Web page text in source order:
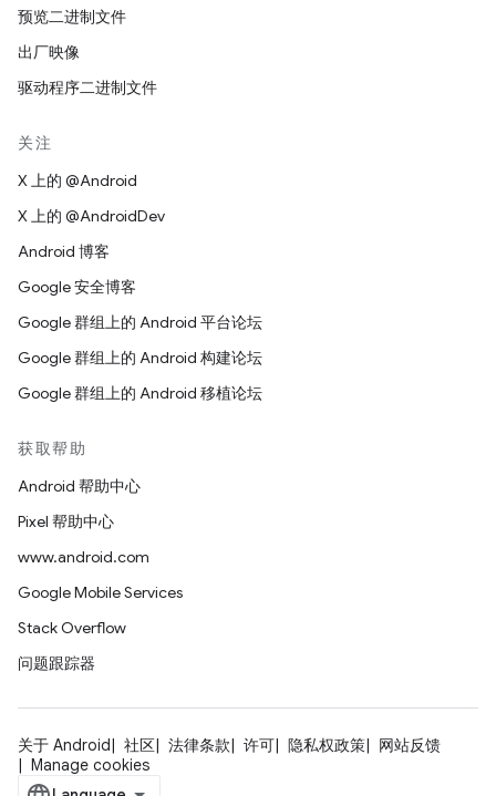
预览二进制文件
出厂映像
驱动程序二进制文件
关注
X 上的 @Android
X 上的 @AndroidDev
Android 博客
Google 安全博客
Google 群组上的 Android 平台论坛
Google 群组上的 Android 构建论坛
Google 群组上的 Android 移植论坛
获取帮助
Android 帮助中心
Pixel 帮助中心
www.android.com
Google Mobile Services
Stack Overflow
问题跟踪器
关于 Android 社区 法律条款 许可 隐私权政策
网站反馈
Manage cookies